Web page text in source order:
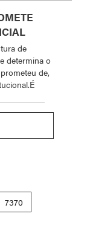
de
determina o
de,
7370